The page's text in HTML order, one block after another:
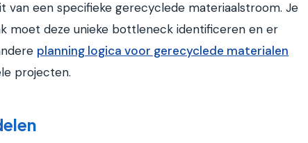
van een specifieke gerecyclede materiaalstroom. Je
moet deze unieke bottleneck identificeren en er
planning logica voor gerecyclede materialen
projecten.